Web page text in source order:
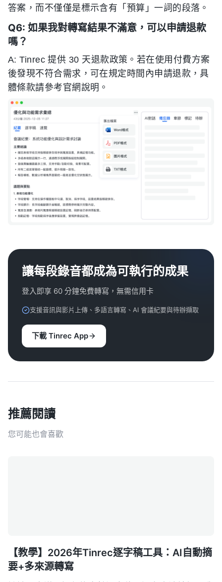
答案，而不僅僅是標示含有「預算」一詞的段落。
Q6: 如果我對轉寫結果不滿意，可以申請退款
嗎？
A: Tinrec 提供 30 天退款政策。若在使用付費方案
後發現不符合需求，可在規定時間內申請退款，具
體條款請參考官網說明。
讓每段錄音都成為可執行的成果
登入即享 60 分鐘免費轉寫，無需信用卡
支援音訊與影片上傳、多語言轉寫、AI 會議紀要與待辦擷取
下載 Tinrec App
推薦閱讀
您可能也會喜歡
【教學】2026年Tinrec逐字稿工具：AI自動摘
要+多來源轉寫